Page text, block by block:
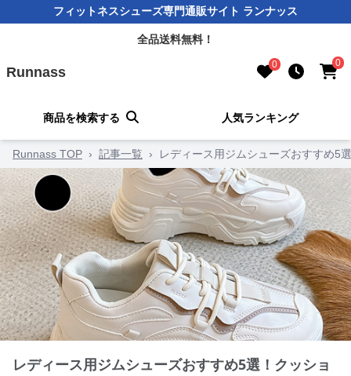
フィットネスシューズ専門通販サイト ランナッス
全品送料無料！
Runnass 0 0
商品を検索する 人気ランキング
Runnass TOP › 記事一覧 › レディース用ジムシューズおすすめ5
レディース用ジムシューズおすすめ5選！クッショ